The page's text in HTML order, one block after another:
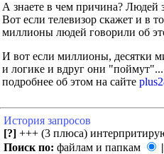
А знаете в чем причина? Людей
Вот если телевизор скажет и в
миллионы людей говорили об
И вот если миллионы, десятки
и логике и вдруг они "поймут"...
подробнее об этом на сайте
История запросов
[?] +++ (3 плюса)
Поиск по: файлам и папкам |